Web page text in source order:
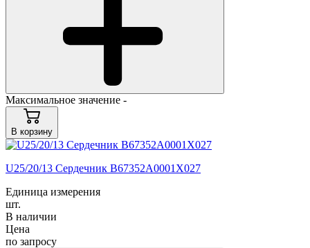
Максимальное значение -
В корзину
U25/20/13 Сердечник B67352A0001X027
Единица измерения
шт.
В наличии
Цена
по запросу